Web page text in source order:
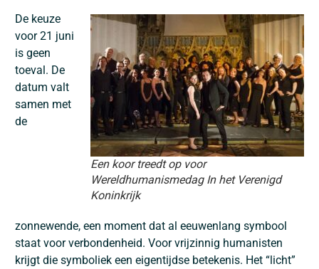
Een koor treedt op voor
Wereldhumanismedag In het Verenigd
Koninkrijk
De keuze
voor 21 juni
is geen
toeval. De
datum valt
samen met
de
zonnewende, een moment dat al eeuwenlang symbool
staat voor verbondenheid. Voor vrijzinnig humanisten
krijgt die symboliek een eigentijdse betekenis. Het “licht”